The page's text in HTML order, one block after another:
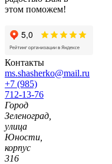
этом поможем!
Контакты
ms.shasherko@mail.ru
+7 (985)
712-13-76
Город
Зеленоград,
улица
Юности,
корпус
316